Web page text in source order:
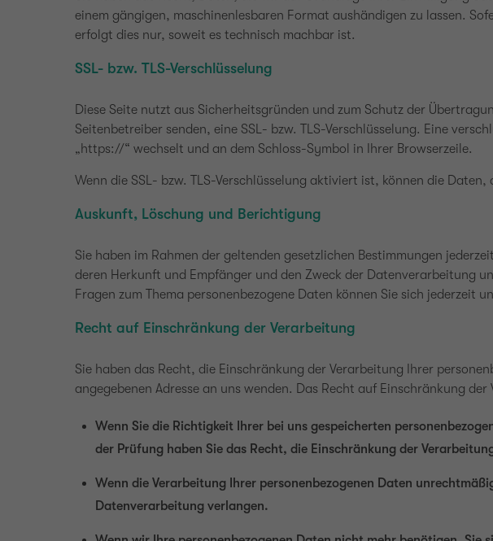
einem gängigen, maschinenlesbaren Format aushändigen zu lassen.
erfolgt dies nur, soweit es technisch machbar ist.
SSL- bzw. TLS-Verschlüsselung
Diese Seite nutzt aus Sicherheitsgründen und zum Schutz der
Seitenbetreiber senden, eine SSL- bzw. TLS-Verschlüsselung. Eine
„https://“ wechselt und an dem Schloss-Symbol in Ihrer Browserzeile.
Wenn die SSL- bzw. TLS-Verschlüsselung aktiviert ist, können die
Auskunft, Löschung und Berichtigung
Sie haben im Rahmen der geltenden gesetzlichen Bestimmungen
deren Herkunft und Empfänger und den Zweck der Datenverarbeitung
Fragen zum Thema personenbezogene Daten können Sie sich jederzeit
Recht auf Einschränkung der Verarbeitung
Sie haben das Recht, die Einschränkung der Verarbeitung Ihrer
angegebenen Adresse an uns wenden. Das Recht auf Einschränkung
Wenn Sie die Richtigkeit Ihrer bei uns gespeicherten
der Prüfung haben Sie das Recht, die Einschränkung der
Wenn die Verarbeitung Ihrer personenbezogenen Daten
Datenverarbeitung verlangen.